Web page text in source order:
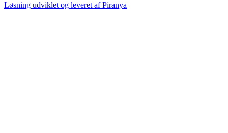
Løsning udviklet og leveret afPiranya